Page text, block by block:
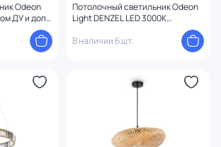
Odeon
ДУ и доп.
63W+30W
Потолочный светильник Odeon
Light DENZEL LED 3000К
В наличии 6 шт.